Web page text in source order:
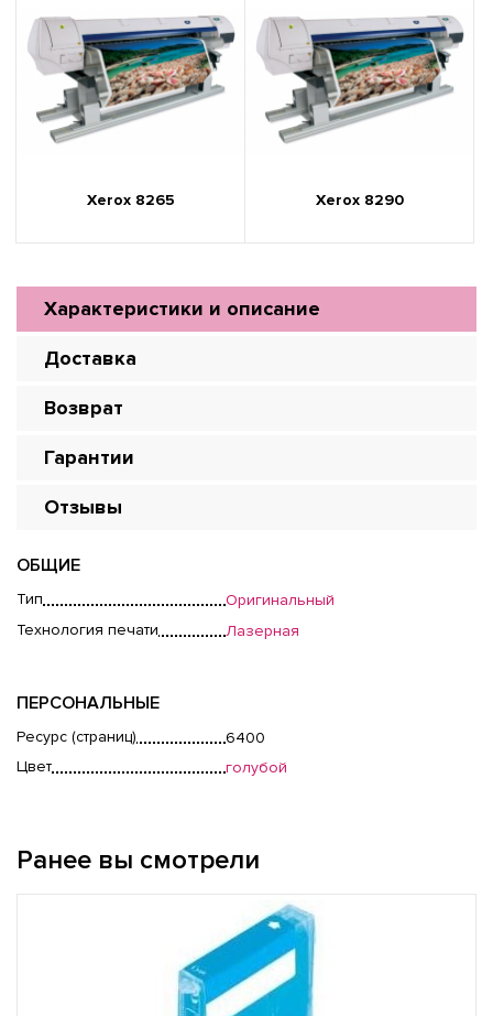
Xerox 8265 Xerox 8290
Характеристики и описание
Доставка
Возврат
Гарантии
Отзывы
ОБЩИЕ
Тип
Оригинальный
Технология печати
Лазерная
ПЕРСОНАЛЬНЫЕ
Ресурс (страниц)
6400
Цвет
голубой
Ранее вы смотрели